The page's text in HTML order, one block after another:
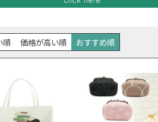
順 価格が高い順 おすすめ順